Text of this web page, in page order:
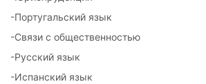
-Португальский язык
-Связи с общественностью
-Русский язык
-Испанский язык